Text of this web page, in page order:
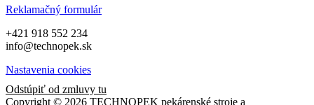
Reklamačný formulár
+421 918 552 234
info@technopek.sk
Nastavenia cookies
Odstúpiť od zmluvy tu
Copyright © 2026 TECHNOPEK pekárenské stroje a